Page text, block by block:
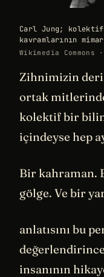
Carl Jung;
kavramlarının
Wikimedia
Zihnimizin
ortak
kolektif bir
içindeyse hep
Bir kahraman.
gölge. Ve bir
anlatısını bu
insanının